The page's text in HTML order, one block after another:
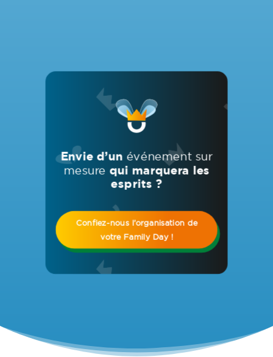
Envie d’un événement sur
mesure qui marquera les
esprits ?
Confiez-nous l’organisation de
votre Family Day !